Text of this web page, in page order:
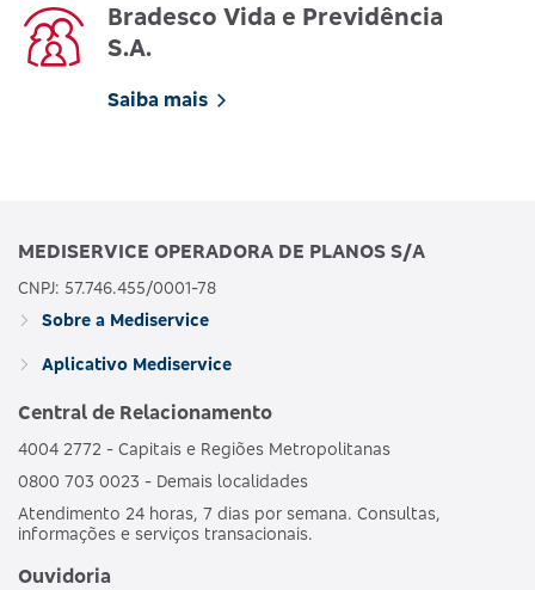
Bradesco Vida e Previdência
S.A.
Saiba mais
MEDISERVICE OPERADORA DE PLANOS S/A
CNPJ: 57.746.455/0001-78
Sobre a Mediservice
Aplicativo Mediservice
Central de Relacionamento
4004 2772 - Capitais e Regiões Metropolitanas
0800 703 0023 - Demais localidades
Atendimento 24 horas, 7 dias por semana. Consultas,
informações e serviços transacionais.
Ouvidoria